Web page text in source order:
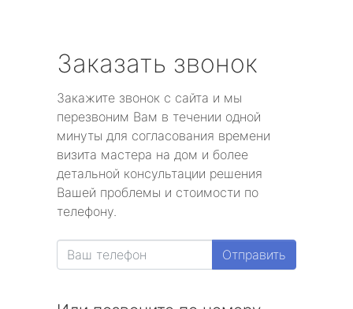
Заказать звонок
Закажите звонок с сайта и мы
перезвоним Вам в течении одной
минуты для согласования времени
визита мастера на дом и более
детальной консультации решения
Вашей проблемы и стоимости по
телефону.
Отправить